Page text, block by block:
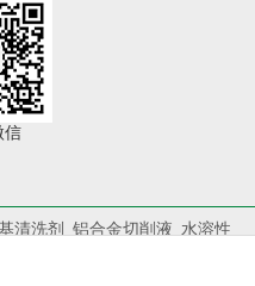
信
清洗剂_铝合金切削液_水溶性